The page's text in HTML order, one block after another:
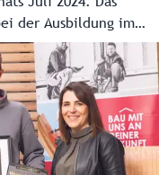
der Ausbildung im
und
zur Auszeichnung,
Monat zeichnen
Salzburg den